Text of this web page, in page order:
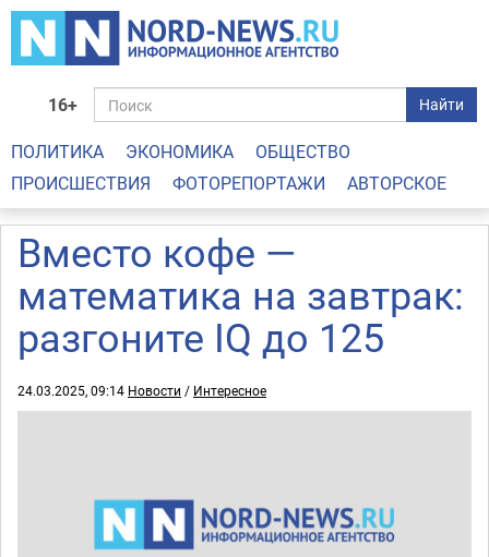
16+ Найти
ПОЛИТИКА ЭКОНОМИКА
ОБЩЕСТВО
ПРОИСШЕСТВИЯ
ФОТОРЕПОРТАЖИ АВТОРСКОЕ
Вместо кофе —
математика на завтрак:
разгоните IQ до 125
24.03.2025, 09:14 Новости / Интересное